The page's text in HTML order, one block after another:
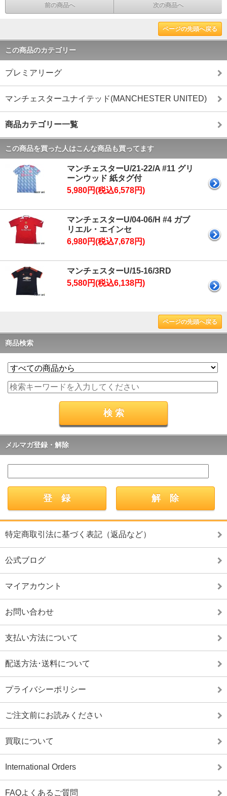
前の商品へ 次の商品へ
ページの先頭へ戻る
この商品のカテゴリー
プレミアリーグ
マンチェスターユナイテッド(MANCHESTER UNITED)
商品カテゴリー一覧
この商品を買った人はこんな商品も買ってます
マンチェスターU/21-22/A #11 グリ
ーンウッド 紙タグ付
5,980円(税込6,578円)
マンチェスターU/04-06/H #4 ガブ
リエル・エインセ
6,980円(税込7,678円)
マンチェスターU/15-16/3RD
5,580円(税込6,138円)
ページの先頭へ戻る
商品検索
メルマガ登録・解除
特定商取引法に基づく表記（返品など）
公式ブログ
マイアカウント
お問い合わせ
支払い方法について
配送方法･送料について
プライバシーポリシー
ご注文前にお読みください
買取について
International Orders
FAQよくあるご質問